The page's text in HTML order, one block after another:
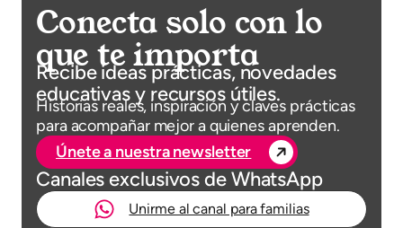
Conecta solo con lo
que te importa
Recibe ideas prácticas, novedades
educativas y recursos útiles.
Historias reales, inspiración y claves prácticas
para acompañar mejor a quienes aprenden.
Únete a nuestra newsletter
Canales exclusivos de WhatsApp
Unirme al canal para familias